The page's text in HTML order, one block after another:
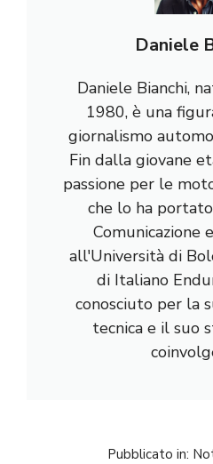
Daniele
Daniele Bianchi,
1980, è una
giornalismo
Fin dalla giovane
passione per le
che lo ha
Comunicazione
all'Università di
di Italiano
conosciuto per la
tecnica e il suo
Pubblicato in: